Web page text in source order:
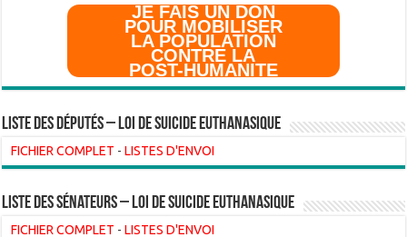
JE FAIS UN DON
POUR MOBILISER
LA POPULATION
CONTRE LA
POST-HUMANITE
Liste des Députés – Loi de suicide euthanasique
FICHIER COMPLET -LISTES D'ENVOI
liste des sénateurs – loi de suicide euthanasique
FICHIER COMPLET -LISTES D'ENVOI